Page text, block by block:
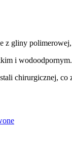
z gliny
i wodoodpornym.
chirurgicznej,